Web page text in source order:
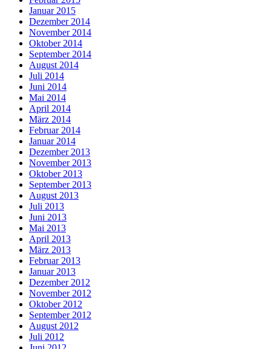
Januar 2015
Dezember 2014
November 2014
Oktober 2014
September 2014
August 2014
Juli 2014
Juni 2014
Mai 2014
April 2014
März 2014
Februar 2014
Januar 2014
Dezember 2013
November 2013
Oktober 2013
September 2013
August 2013
Juli 2013
Juni 2013
Mai 2013
April 2013
März 2013
Februar 2013
Januar 2013
Dezember 2012
November 2012
Oktober 2012
September 2012
August 2012
Juli 2012